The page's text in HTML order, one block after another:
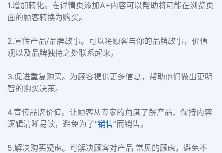
1.增加转化。在详情页添加A+内容可以帮助将可能在浏览页
面的顾客转换为购买。
2.宣传产品/品牌故事。可以将顾客与你的品牌故事，价值
观以及品牌独特之处联系起来。
3.促进重复购买。为顾客提供更多信息，帮助他们做出更明
智的购买决策。
4.宣传品牌价值。让顾客从专家的角度了解产品，保持内容
逻辑清晰易读，避免为了“销售”而销售。
5.解决购买疑虑。可解决顾客对产品 常见的顾虑，避免不